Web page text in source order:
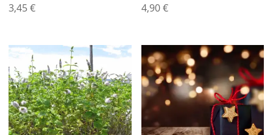
3,45€ 4,90€